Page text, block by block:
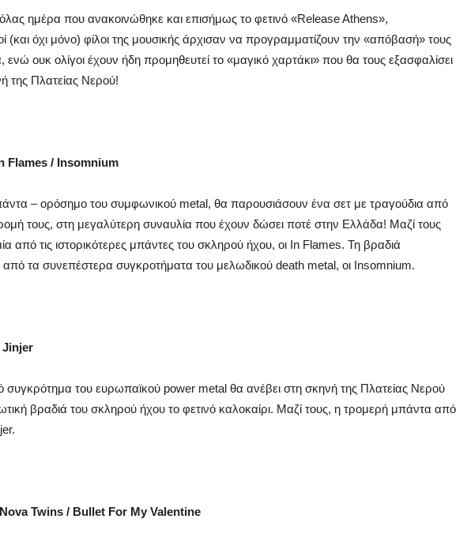
ημέρα που ανακοινώθηκε και επισήμως το φετινό «Release Athens»,
(και όχι μόνο) φίλοι της μουσικής άρχισαν να προγραμματίζουν την «απόβασή» τους
ουκ ολίγοι έχουν ήδη προμηθευτεί το «μαγικό χαρτάκι» που θα τους εξασφαλίσει
της Πλατείας Νερού!
Flames / Insomnium
– ορόσημο του συμφωνικού metal, θα παρουσιάσουν ένα σετ με τραγούδια από
τους, στη μεγαλύτερη συναυλία που έχουν δώσει ποτέ στην Ελλάδα! Μαζί τους
από τις ιστορικότερες μπάντες του σκληρού ήχου, οι In Flames. Τη βραδιά
τα συνεπέστερα συγκροτήματα του μελωδικού death metal, οι Insomnium.
Jinjer
συγκρότημα του ευρωπαϊκού power metal θα ανέβει στη σκηνή της Πλατείας Νερού
βραδιά του σκληρού ήχου το φετινό καλοκαίρι. Μαζί τους, η τρομερή μπάντα από
Twins / Bullet For My Valentine